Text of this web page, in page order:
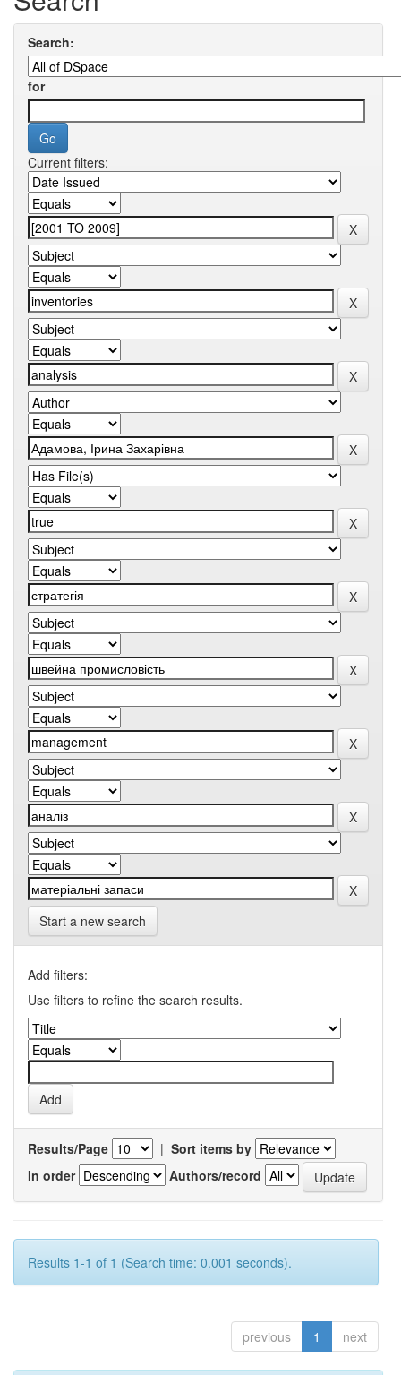
Search:
for
Current filters:
Start a new search
Add filters:
Use filters to refine the search results.
Results/Page | Sort items by
In order
Authors/record
Results 1-1 of 1 (Search time: 0.001 seconds).
previous 1 next